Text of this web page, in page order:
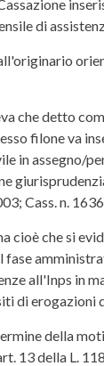
di
che detto
filone va
in assegno/
Cass. n.
cioè che si
all'Inps in
di erogazioni
della
13 della L.